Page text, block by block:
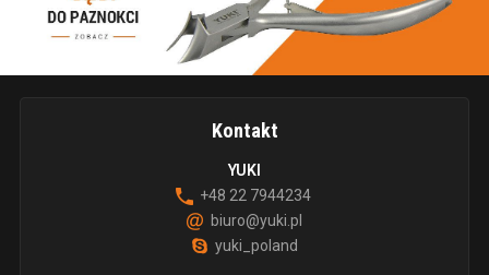
Kontakt
YUKI
+48 22 7944234
biuro@yuki.pl
yuki_poland